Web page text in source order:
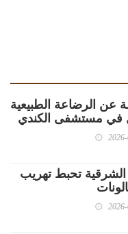
الرضاعة الطبيعية
في مستشفى الكندي
الشرقية تحبط تهريب